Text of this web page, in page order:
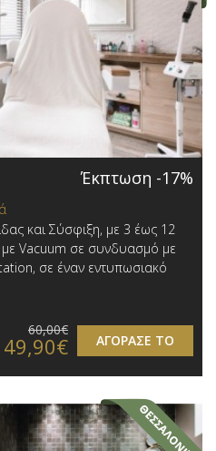
Έκπτωση -17%
και Σύσφιξη, με 3 έως 12
Vacuum σε συνδυασμό με
σε έναν εντυπωσιακό
ΑΓΟΡΑΣΕ ΤΟ
60,00€
49,90€